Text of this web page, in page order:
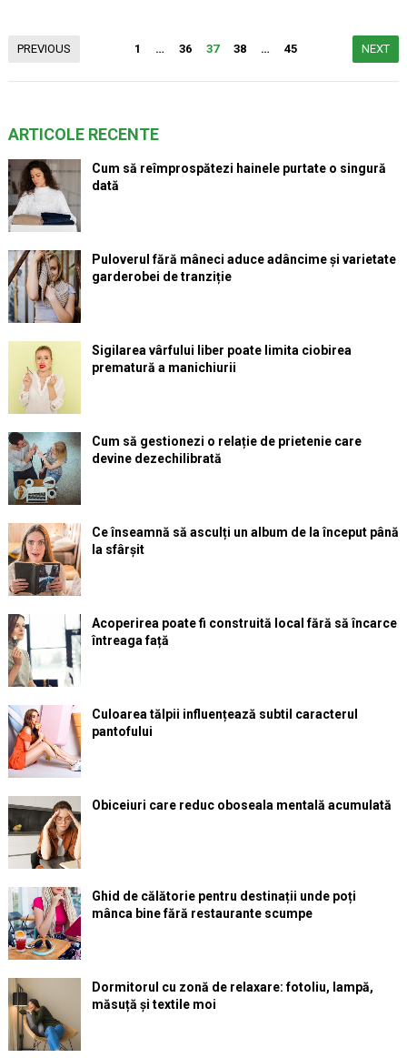
Paginație
PREVIOUS 1 … 36 37 38 … 45 NEXT
ARTICOLE RECENTE
Cum să reîmprospătezi hainele purtate o singură
dată
Puloverul fără mâneci aduce adâncime și varietate
garderobei de tranziție
Sigilarea vârfului liber poate limita ciobirea
prematură a manichiurii
Cum să gestionezi o relație de prietenie care
devine dezechilibrată
Ce înseamnă să asculți un album de la început până
la sfârșit
Acoperirea poate fi construită local fără să încarce
întreaga față
Culoarea tălpii influențează subtil caracterul
pantofului
Obiceiuri care reduc oboseala mentală acumulată
Ghid de călătorie pentru destinații unde poți
mânca bine fără restaurante scumpe
Dormitorul cu zonă de relaxare: fotoliu, lampă,
măsuță și textile moi